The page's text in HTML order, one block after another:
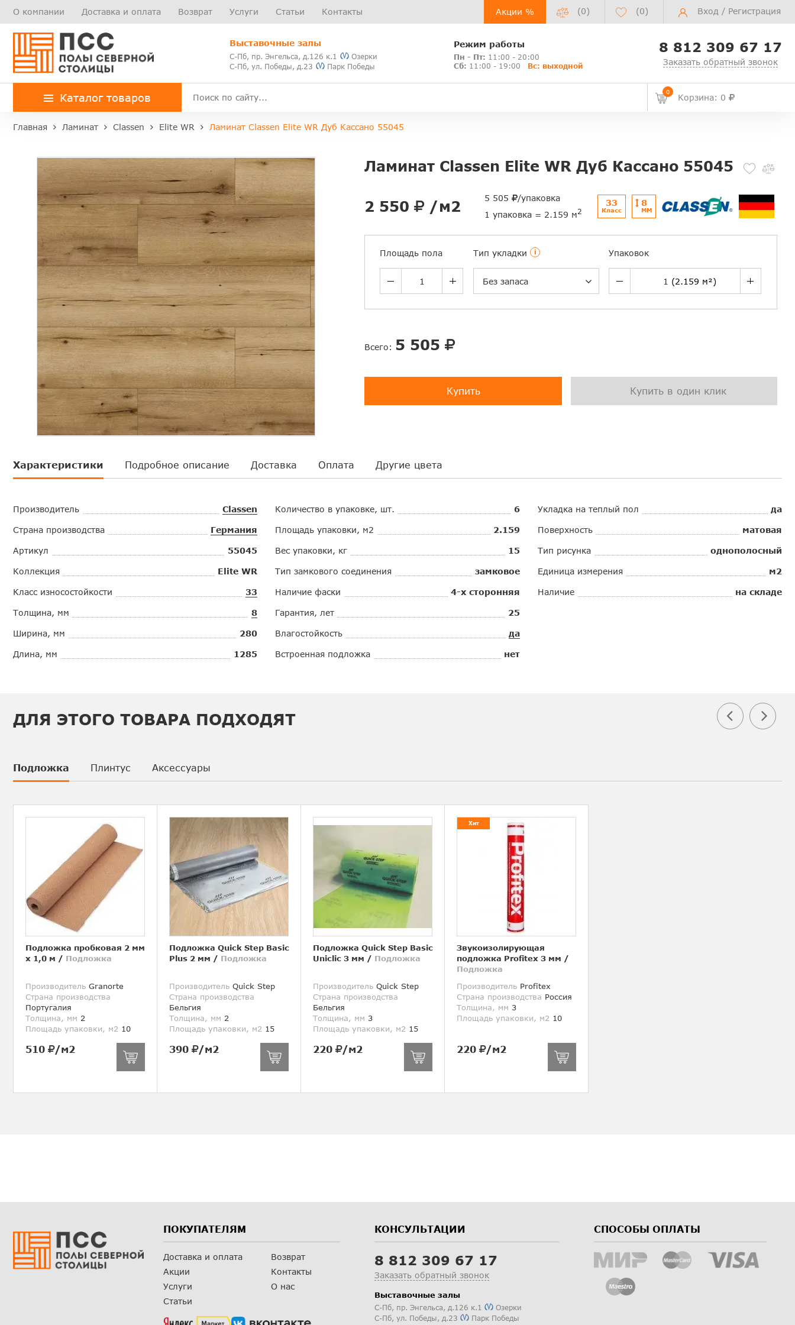
О компании Доставка и оплата Возврат Услуги Статьи Контакты Акции % (0) (0) Вход / Регистрация
Выставочные залы
С-Пб, пр. Энгельса, д.126 к.1
Озерки
С-Пб, ул. Победы, д.23
Парк Победы
Режим работы
Пн - Пт: 11:00 - 20:00
Сб: 11:00 - 19:00 Вс: выходной
8 812 309 67 17
Заказать обратный звонок
Каталог товаров 0
Корзина: 0
Главная Ламинат Classen Elite WR Ламинат Classen Elite WR Дуб Кассано 55045
Ламинат Classen Elite WR Дуб Кассано 55045
2 550 /м2 5 505
/упаковка
1 упаковка = 2.159 м2
33
Класс
8
ММ
Площадь пола Тип укладки i
Без запаса
Упаковок
Всего: 5 505
Купить Купить в один клик
Характеристики Подробное описание Доставка Оплата Другие цвета
Производитель Classen
Страна производства Германия
Артикул 55045
Коллекция Elite WR
Класс износостойкости 33
Толщина, мм 8
Ширина, мм 280
Длина, мм 1285
Количество в упаковке, шт. 6
Площадь упаковки, м2 2.159
Вес упаковки, кг 15
Тип замкового соединения замковое
Наличие фаски 4-х сторонняя
Гарантия, лет 25
Влагостойкость да
Встроенная подложка нет
Укладка на теплый пол да
Поверхность матовая
Тип рисунка однополосный
Единица измерения м2
Наличие на складе
ДЛЯ ЭТОГО ТОВАРА ПОДХОДЯТ
Подложка Плинтус Аксессуары
Подложка пробковая 2 мм
х 1,0 м / Подложка
Производитель Granorte
Страна производства
Португалия
Толщина, мм 2
Площадь упаковки, м2 10
510 /м2
Подложка Quick Step Basic
Plus 2 мм / Подложка
Производитель Quick Step
Страна производства
Бельгия
Толщина, мм 2
Площадь упаковки, м2 15
390 /м2
Подложка Quick Step Basic
Uniclic 3 мм / Подложка
Производитель Quick Step
Страна производства
Бельгия
Толщина, мм 3
Площадь упаковки, м2 15
220 /м2
Хит
Звукоизолирующая
подложка Profitex 3 мм /
Подложка
Производитель Profitex
Страна производства Россия
Толщина, мм 3
Площадь упаковки, м2 10
220 /м2
ПОКУПАТЕЛЯМ
Доставка и оплата
Акции
Услуги
Статьи
Возврат
Контакты
О нас
КОНСУЛЬТАЦИИ
8 812 309 67 17
Заказать обратный звонок
Выставочные залы
С-Пб, пр. Энгельса, д.126 к.1
Озерки
С-Пб, ул. Победы, д.23 Парк Победы
СПОСОБЫ ОПЛАТЫ